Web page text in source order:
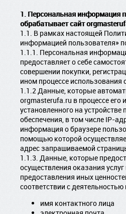
1. Персональная информация
обрабатывает сайт
1.1. В рамках настоящей
информацией пользователя»
1.1.1. Персональная
предоставляет о себе
совершении покупки,
ином процессе использования
1.1.2 Данные, которые
orgmasterufa.ru в процессе
установленного на
обеспечения, в том числе IP-
информация о браузере
помощью которой
адрес запрашиваемой
1.1.3. Данные, которые
осуществления оказания
предоставления иных
соответствии с
имя контактного лица